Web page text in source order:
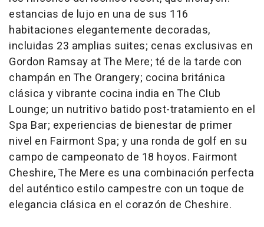
estancias de lujo en una de sus 116
habitaciones elegantemente decoradas,
incluidas 23 amplias suites; cenas exclusivas en
Gordon Ramsay at The Mere; té de la tarde con
champán en The Orangery; cocina británica
clásica y vibrante cocina india en The Club
Lounge; un nutritivo batido post-tratamiento en el
Spa Bar; experiencias de bienestar de primer
nivel en Fairmont Spa; y una ronda de golf en su
campo de campeonato de 18 hoyos. Fairmont
Cheshire, The Mere es una combinación perfecta
del auténtico estilo campestre con un toque de
elegancia clásica en el corazón de Cheshire.